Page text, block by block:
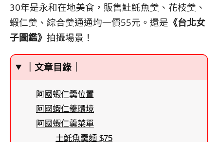
30年是永和在地美食，販售𩵚魠魚羹、花枝羹、
蝦仁羹、綜合羹通通均一價55元。還是 《台北女
子圖鑑》 拍攝場景！
｜文章目錄｜
阿國蝦仁羹位置
阿國蝦仁羹環境
阿國蝦仁羹菜單
土魠魚羹麵 $75